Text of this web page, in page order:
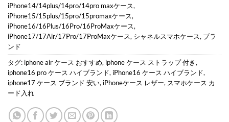
iPhone14/14plus/14pro/14pro maxケース,
iPhone15/15plus/15pro/15promaxケース,
iPhone16/16Plus/16Pro/16ProMaxケース,
iPhone17/17Air/17Pro/17ProMaxケース, シャネルスマホケース, ブラ
ンド
タグ: iphone air ケース おすすめ, iphone ケース ストラップ 付き,
iphone16 pro ケース ハイブランド, iPhone16 ケース ハイブランド,
iphone17 ケース ブランド 安い, iPhoneケース レザー, スマホケース カ
ード入れ